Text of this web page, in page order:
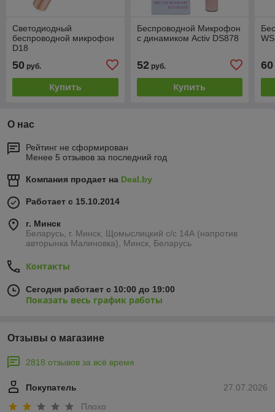
Светодиодный
беспроводной микрофон
D18
50 руб.
Купить
Беспроводной Микрофон
с динамиком Activ DS878
52руб.
Купить
60
О нас
Рейтинг не сформирован
Менее 5 отзывов за последний год
Компания продает на Deal.by
Работает с 15.10.2014
г. Минск
Беларусь, г. Минск, Щомыслицкий с/с 14А (напротив
авторынка Малиновка), Минск, Беларусь
Контакты
Сегодня работает с 10:00 до 19:00
Показать весь график работы
Отзывы о магазине
2818 отзывов за всё время
27.07.2026
Покупатель
Плохо